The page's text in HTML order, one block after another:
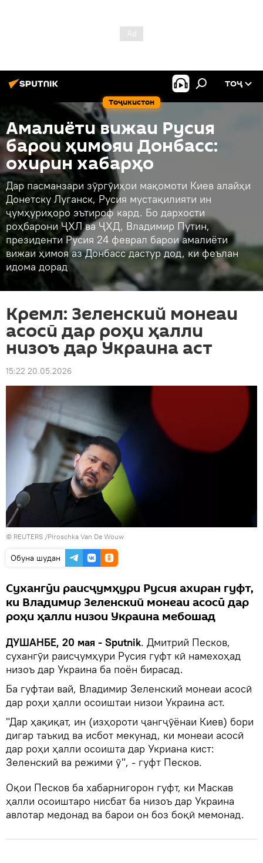
Тоҷикистон
ТОҶ
Амалиёти вижаи Русия
барои ҳимояи Донбасс:
охирин хабарҳо
Дар пасманзари зӯргӯиҳои мақомоти Киев алайҳи
Донетску Луганск, Русия мустақилияти ин
ҷумҳуриҳоро эътироф кард. Бо дархости
роҳбарони ҶХЛ ва ҶХД, Владимир Путин,
президенти Русия 24 феврал барои амалиёти
вижаи ҳимоя аз Донбасс дастур дод, ки феълан
идома дорад
Кремл: Зеленский монеаи
асосӣ дар роҳи ҳалли
низоъ дар Украина аст
15:22 20.05.2026
© REUTERS /Piroschka Van De Wouw
Обуна шудан
Сухангӯи раисҷумҳури Русия ахиран гуфт,
ки Владимир Зеленский монеаи асосӣ дар
роҳи ҳалли низои Украина мебошад
ДУШАНБЕ, 20 мая - Sputnik. Дмитрий Песков,
сухангӯи раисҷумҳури Русия гуфт кӣ намехоҳад
низоъ дар Украина ба поён бирасад.
Ба гуфтаи вай, Владимир Зеленский монеаи асосӣ
дар роҳи ҳалли осоиштаи низои Украина аст.
"Дар ҳақиқат, ин (изҳороти ҷангҷӯёнаи Киев) бори
дигар таъкид ва исбот мекунад, ки монеаи асосӣ
дар роҳи ҳалли осоишта дар Укриана кист:
Зеленский ва режими ӯ", - гуфт Песков.
Оқои Песков ба хабарнигорон гуфт, ки Маскав
ҳалли осоиштаро нисбат ба низоъ дар Украина
авлотар медонад ва барои он боз боқӣ мемонад.